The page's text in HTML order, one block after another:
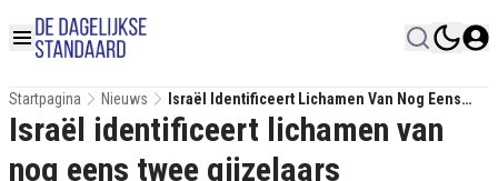
Startpagina Nieuws
Israël Identificeert Lichamen Van Nog Eens
Twee Gijzelaars
Israël identificeert lichamen van
nog eens twee gijzelaars